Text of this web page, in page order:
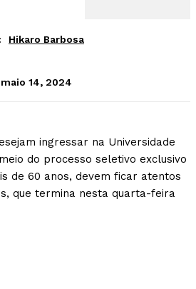
Hikaro Barbosa
maio 14, 2024
ingressar na Universidade
do processo seletivo exclusivo
de 60 anos, devem ficar atentos
que termina nesta quarta-feira